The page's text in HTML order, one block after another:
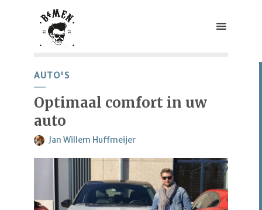
AUTO'S
Optimaal comfort in uw
auto
Jan Willem Huffmeijer